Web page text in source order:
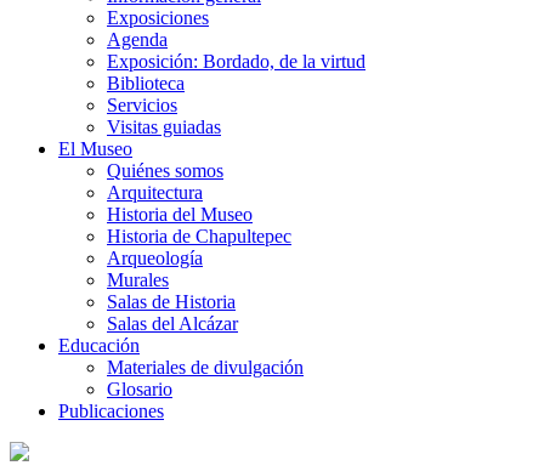
Exposiciones
Agenda
Exposición: Bordado, de la virtud
Biblioteca
Servicios
Visitas guiadas
El Museo
Quiénes somos
Arquitectura
Historia del Museo
Historia de Chapultepec
Arqueología
Murales
Salas de Historia
Salas del Alcázar
Educación
Materiales de divulgación
Glosario
Publicaciones